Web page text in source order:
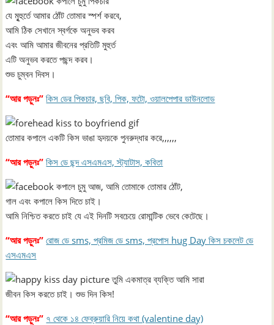
যে মুৃহুর্তে আমার ঠোঁট তোমার স্পর্শ করবে,
আমি ঠিক সেখানে স্বর্গকে অনুভব করব
এবং আমি আমার জীবনের প্রতিটি মুহুর্ত
এটি অনুভব করতে পছন্দ করব।
শুভ চুম্বন দিবস।
“আর পড়ুনঃ” কিস ডের পিকচার, ছবি, পিক, ফটো, ওয়ালপেপার ডাউনলোড
তোমার কপালে একটি কিস ভাঙা হৃদয়কে পুনরুদ্ধার করে,,,,,,
“আর পড়ুনঃ” কিস ডে ছন্দ এসএমএস, স্ট্যাটাস, কবিতা
আজ, আমি তোমাকে তোমার ঠোঁট,
গাল এবং কপালে কিস দিতে চাই।
আমি নিশ্চিত করতে চাই যে এই দিনটি সবচেয়ে রোমান্টিক ভেবে কেটেছে।
“আর পড়ুনঃ” রোজ ডে sms, প্রমিজ ডে sms, প্রপোস hug Day কিস চকলেট ডে
এসএমএস
তুমি একমাত্র ব্যক্তি আমি সারা
জীবন কিস করতে চাই। শুভ দিন কিস!
“আর পড়ুনঃ” ৭ থেকে ১৪ ফেব্রুয়ারি নিয়ে কথা (valentine day)